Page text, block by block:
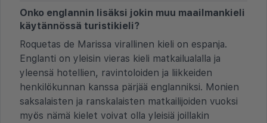
Onko englannin lisäksi jokin muu maailmankieli
käytännössä turistikieli?
Roquetas de Marissa virallinen kieli on espanja.
Englanti on yleisin vieras kieli matkailualalla ja
yleensä hotellien, ravintoloiden ja liikkeiden
henkilökunnan kanssa pärjää englanniksi. Monien
saksalaisten ja ranskalaisten matkailijoiden vuoksi
myös nämä kielet voivat olla yleisiä joillakin